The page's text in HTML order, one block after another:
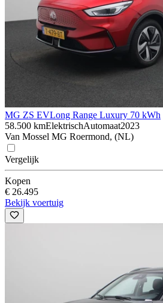
MG ZS EVLong Range Luxury 70 kWh
58.500 kmElektrischAutomaat2023
Van Mossel MG Roermond, (NL)
Vergelijk
Kopen
€ 26.495
Bekijk voertuig